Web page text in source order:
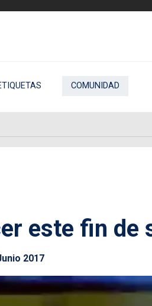
COMUNIDAD
este fin de
2017